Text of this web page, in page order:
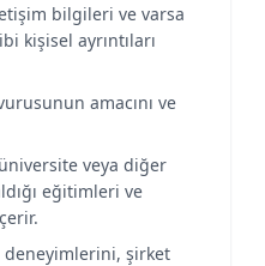
bilgileri ve varsa
kişisel ayrıntıları
amacını ve
veya diğer
eğitimleri ve
deneyimlerini, şirket